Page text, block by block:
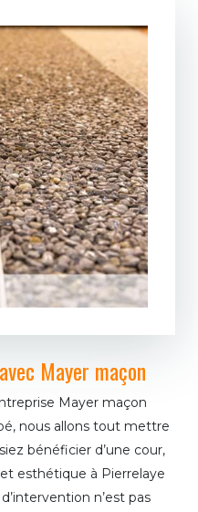
Mayer maçon
Mayer maçon
nous allons tout mettre
bénéficier d’une cour,
esthétique à Pierrelaye
n’est pas